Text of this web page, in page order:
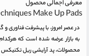
معرفی اجمالی محصول
Make Up Pads
در عصر امروز، با پیشرفت
به بازار عرضه شده است که